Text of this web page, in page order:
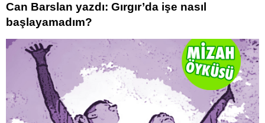
Can Barslan yazdı: Gırgır’da işe nasıl
başlayamadım?